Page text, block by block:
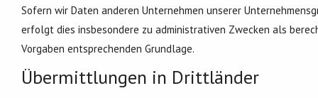
Sofern wir Daten anderen Unternehmen unserer
erfolgt dies insbesondere zu administrativen Zwecken als
Vorgaben entsprechenden Grundlage.
Übermittlungen in Drittländer